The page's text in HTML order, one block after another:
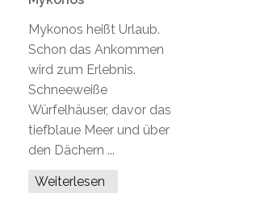
Mykonos heißt Urlaub.
Schon das Ankommen
wird zum Erlebnis.
Schneeweiße
Würfelhäuser, davor das
tiefblaue Meer und über
den Dächern ...
Weiterlesen